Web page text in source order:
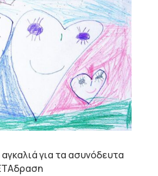
για τα ασυνόδευτα